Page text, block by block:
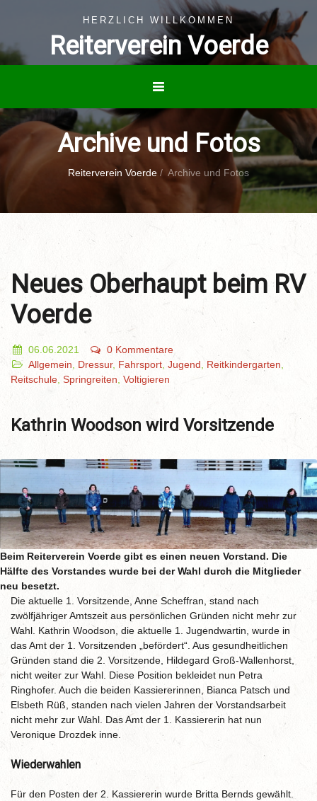
HERZLICH WILLKOMMEN
Reiterverein Voerde
Archive und Fotos
Reiterverein Voerde / Archive und Fotos
Neues Oberhaupt beim RV
Voerde
06.06.2021
0 Kommentare
Allgemein
Dressur, Fahrsport Jugend Reitkindergarten
Reitschule Springreiten Voltigieren
Kathrin Woodson wird Vorsitzende
Beim Reiterverein Voerde gibt es einen neuen Vorstand. Die
Hälfte des Vorstandes wurde bei der Wahl durch die Mitglieder
neu besetzt.
Die aktuelle 1. Vorsitzende, Anne Scheffran, stand nach
zwölfjähriger Amtszeit aus persönlichen Gründen nicht mehr zur
Wahl. Kathrin Woodson, die aktuelle 1. Jugendwartin, wurde in
das Amt der 1. Vorsitzenden „befördert“. Aus gesundheitlichen
Gründen stand die 2. Vorsitzende, Hildegard Groß-Wallenhorst,
nicht weiter zur Wahl. Diese Position bekleidet nun Petra
Ringhofer. Auch die beiden Kassiererinnen, Bianca Patsch und
Elsbeth Rüß, standen nach vielen Jahren der Vorstandsarbeit
nicht mehr zur Wahl. Das Amt der 1. Kassiererin hat nun
Veronique Drozdek inne.
Wiederwahlen
Für den Posten der 2. Kassiererin wurde Britta Bernds gewählt.